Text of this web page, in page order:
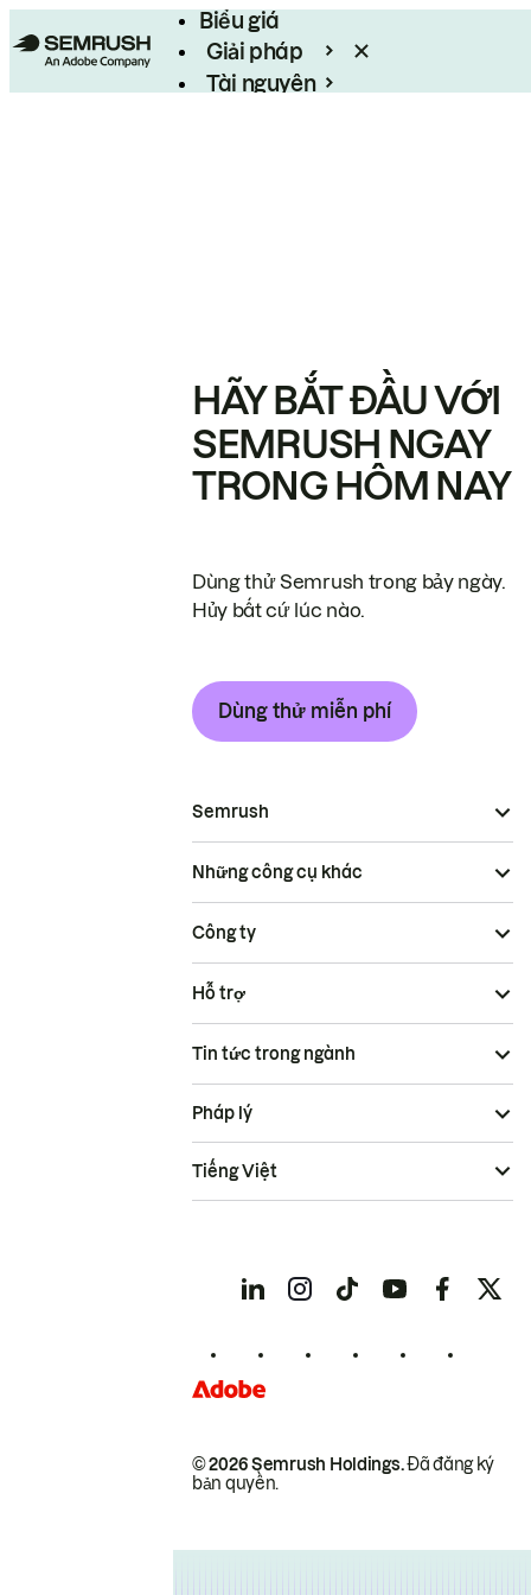
Biểu giá
Giải pháp
Tài nguyên
HÃY BẮT ĐẦU VỚI
SEMRUSH NGAY
TRONG HÔM NAY
Dùng thử Semrush trong bảy ngày.
Hủy bất cứ lúc nào.
Dùng thử miễn phí
Semrush
Những công cụ khác
Công ty
Hỗ trợ
Tin tức trong ngành
© 2026 Semrush Holdings.Đã đăng ký
bản quyền.
Pháp lý
Tiếng Việt